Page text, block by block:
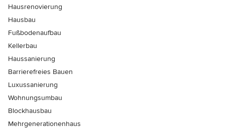
Hausrenovierung
Hausbau
Fußbodenaufbau
Kellerbau
Haussanierung
Barrierefreies Bauen
Luxussanierung
Wohnungsumbau
Blockhausbau
Mehrgenerationenhaus